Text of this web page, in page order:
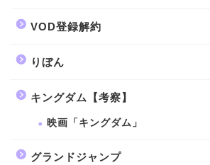
VOD登録解約
りぼん
キングダム【考察】
映画「キングダム」
グランドジャンプ